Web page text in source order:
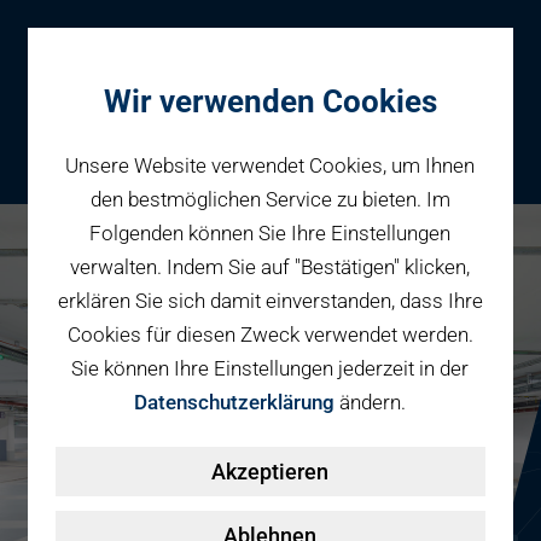
Parken
Reservieren
Fahrradparken
Geschäftspartner
Parkraumbewirtschaftung
Smart Mobility Hubs
Services
Karriere bei PBW
Wir verwenden Cookies
Unsere Website verwendet Cookies, um Ihnen
den bestmöglichen Service zu bieten. Im
Folgenden können Sie Ihre Einstellungen
verwalten. Indem Sie auf "Bestätigen" klicken,
erklären Sie sich damit einverstanden, dass Ihre
Cookies für diesen Zweck verwendet werden.
Sie können Ihre Einstellungen jederzeit in der
Datenschutzerklärung ändern.
Akzeptieren
Ablehnen